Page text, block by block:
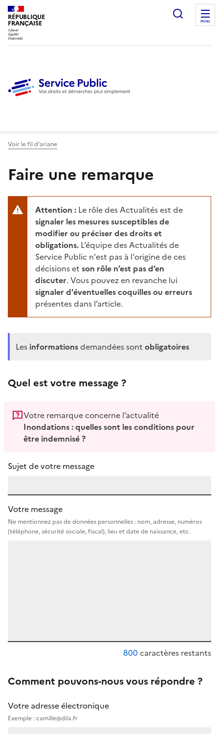
RÉPUBLIQUE
FRANÇAISE
Ouvrir
MENU
Voir le fil d'ariane
Faire une remarque
Attention : Le rôle des Actualités est de
signaler les mesures susceptibles de
modifier ou préciser des droits et
obligations. L’équipe des Actualités de
Service Public n'est pas à l'origine de ces
décisions et son rôle n’est pas d’en
discuter. Vous pouvez en revanche lui
signaler d'éventuelles coquilles ou erreurs
présentes dans l’article.
Les informationsdemandées sont obligatoires
Quel est votre message ?
Votre remarque concerne l’actualité
Inondations : quelles sont les conditions pour
être indemnisé ?
Sujet de votre message
Votre message
Ne mentionnez pas de données personnelles : nom, adresse, numéros
(téléphone, sécurité sociale, fiscal), lieu et date de naissance, etc.
800 caractères restants
Comment pouvons-nous vous répondre ?
Votre adresse électronique
Exemple : camille@dila.fr